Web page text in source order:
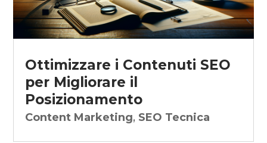
Ottimizzare i Contenuti SEO
per Migliorare il
Posizionamento
Content Marketing, SEO Tecnica